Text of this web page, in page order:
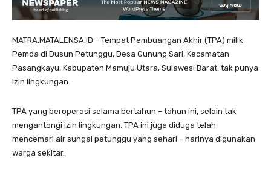
MATRA,MATALENSA.ID – Tempat Pembuangan Akhir (TPA) milik
Pemda di Dusun Petunggu, Desa Gunung Sari, Kecamatan
Pasangkayu, Kabupaten Mamuju Utara, Sulawesi Barat. tak punya
izin lingkungan.
TPA yang beroperasi selama bertahun – tahun ini, selain tak
mengantongi izin lingkungan. TPA ini juga diduga telah
mencemari air sungai petunggu yang sehari – harinya digunakan
warga sekitar.